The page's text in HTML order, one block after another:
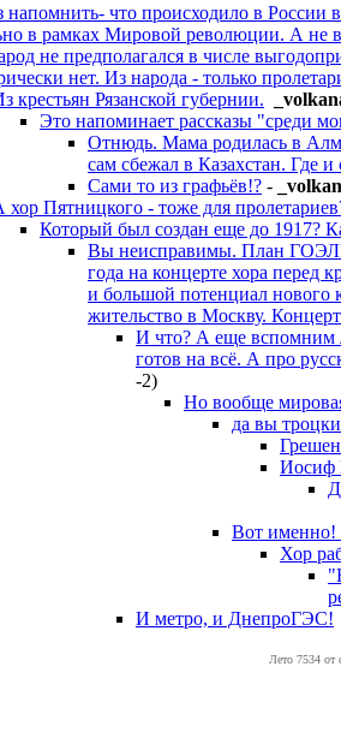
что происходило в России
в рамках Мировой революции. А не в
не предполагался в числе
нет. Из народа - только
крестьян Рязанской губернии.
Это напоминает рассказы "среди
Отнюдь. Мама родилась в
сам сбежал в Казахстан. Где и
Сами то из графьёв!? -
хор Пятницкого - тоже для
Который был создан еще до 1917?
Вы неисправимы. План ГОЭЛРО
года на концерте хора перед
и большой потенциал нового
жительство в Москву.
И что? А еще вспомним
готов на всё. А про
-2)
Но вообще
да вы
Иосиф
Вот именно!
Хор
И метро, и ДнепроГЭС!
Лето 7534 от